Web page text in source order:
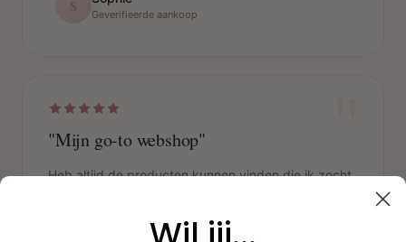
S
Geverifieerde aankoop
"Mijn go-to webshop"
Heb altijd de producten kunnen vinden die ik zocht.